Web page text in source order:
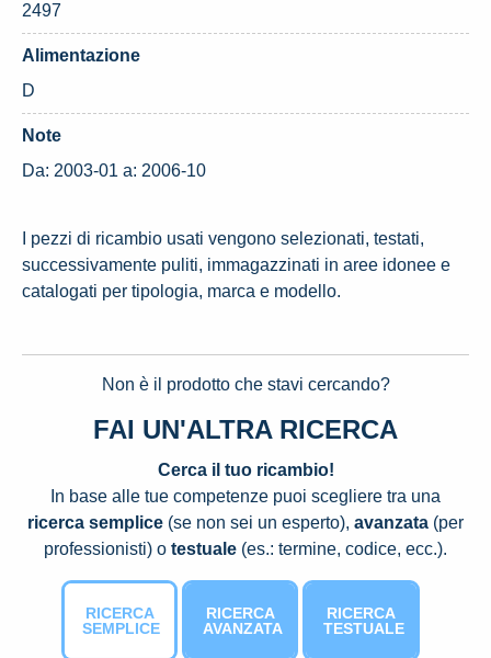
2497
Alimentazione
D
Note
Da: 2003-01 a: 2006-10
I pezzi di ricambio usati vengono selezionati, testati,
successivamente puliti, immagazzinati in aree idonee e
catalogati per tipologia, marca e modello.
Non è il prodotto che stavi cercando?
FAI UN'ALTRA RICERCA
Cerca il tuo ricambio!
In base alle tue competenze puoi scegliere tra una
ricerca semplice (se non sei un esperto), avanzata (per
professionisti) o testuale (es.: termine, codice, ecc.).
RICERCA
SEMPLICE
RICERCA
AVANZATA
RICERCA
TESTUALE